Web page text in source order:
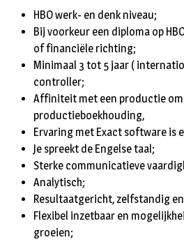
HBO werk- en denk niveau;
Bij voorkeur een diploma op
of financiële richting;
Minimaal 3 tot 5 jaar (
controller;
Affiniteit met een productie
productieboekhouding,
Ervaring met Exact software is
Je spreekt de Engelse taal;
Sterke communicatieve
Analytisch;
Resultaatgericht, zelfstandig
Flexibel inzetbaar en
groeien;